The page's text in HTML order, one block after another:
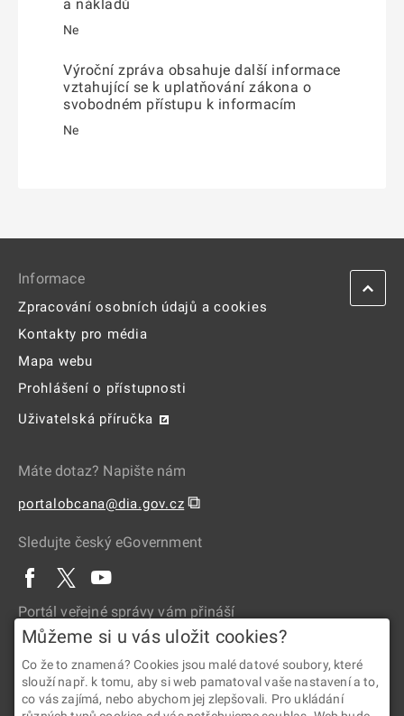
a nákladů
Ne
Výroční zpráva obsahuje další informace
vztahující se k uplatňování zákona o
svobodném přístupu k informacím
Ne
Informace
Zpracování osobních údajů a cookies
Kontakty pro média
Mapa webu
Prohlášení o přístupnosti
Uživatelská příručka
Máte dotaz? Napište nám
portalobcana@dia.gov.cz ⧉
Sledujte český eGovernment
Portál veřejné správy vám přináší
Můžeme si u vás uložit cookies?
Co že to znamená? Cookies jsou malé datové soubory, které
slouží např. k tomu, aby si web pamatoval vaše nastavení a to,
co vás zajímá, nebo abychom jej zlepšovali. Pro ukládání